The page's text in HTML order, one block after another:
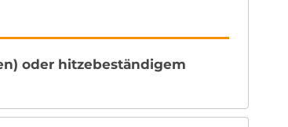
oder hitzebeständigem